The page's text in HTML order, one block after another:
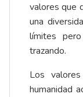
valores que
una
límites
trazando.
Los
humanidad